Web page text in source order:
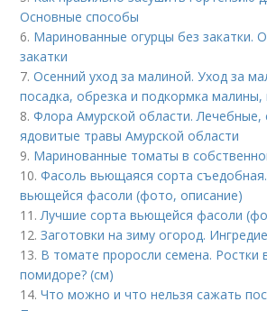
Основные способы
6. Маринованные огурцы без закатки.
закатки
7.Осенний уход за малиной. Уход за
посадка, обрезка и подкормка малины,
8.Флора Амурской области. Лечебные,
ядовитые травы Амурской области
9. Маринованные томаты в
10.Фасоль вьющаяся сорта
вьющейся фасоли (фото, описание)
11.Лучшие сорта вьющейся фасоли
12.Заготовки на зиму огород.
13. В томате проросли семена. Ростки
помидоре? (см)
14.Что можно и что нельзя сажать